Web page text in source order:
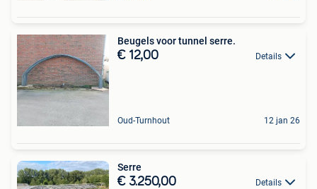
Beugels voor tunnel serre.
€ 12,00 Details
Oud-Turnhout 12 jan 26
Serre
€ 3.250,00 Details